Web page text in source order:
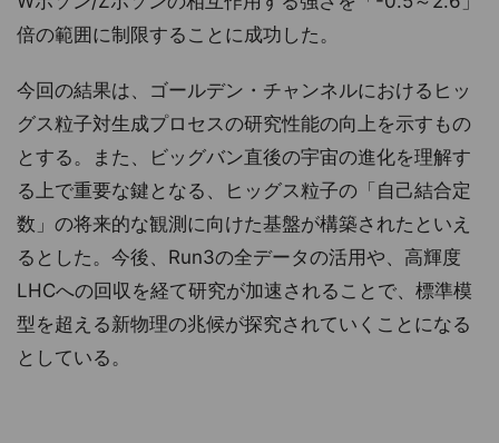
倍の範囲に制限することに成功した。
今回の結果は、ゴールデン・チャンネルにおけるヒッ
グス粒子対生成プロセスの研究性能の向上を示すもの
とする。また、ビッグバン直後の宇宙の進化を理解す
る上で重要な鍵となる、ヒッグス粒子の「自己結合定
数」の将来的な観測に向けた基盤が構築されたといえ
るとした。今後、Run3の全データの活用や、高輝度
LHCへの回収を経て研究が加速されることで、標準模
型を超える新物理の兆候が探究されていくことになる
としている。